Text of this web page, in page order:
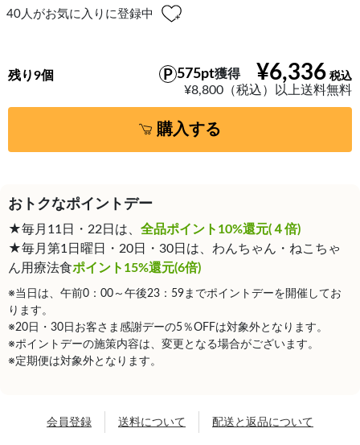
40人がお気に入りに登録中
¥6,336
575pt獲得
¥8,800（税込）以上送料無料
残り9個
購入する
おトクなポイントデー
★毎月11日・22日は、 全品ポイント10%還元(４倍)
★毎月第1日曜日・20日・30日は、わんちゃん・ねこちゃ
ん用療法食ポイント15%還元(6倍)
※当日は、午前0：00～午後23：59までポイントデーを開催してお
ります。
※20日・30日お客さま感謝デーの5％OFFは対象外となります。
※ポイントデーの施策内容は、変更となる場合がございます。
※定期便は対象外となります。
会員登録 送料について 配送と返品について